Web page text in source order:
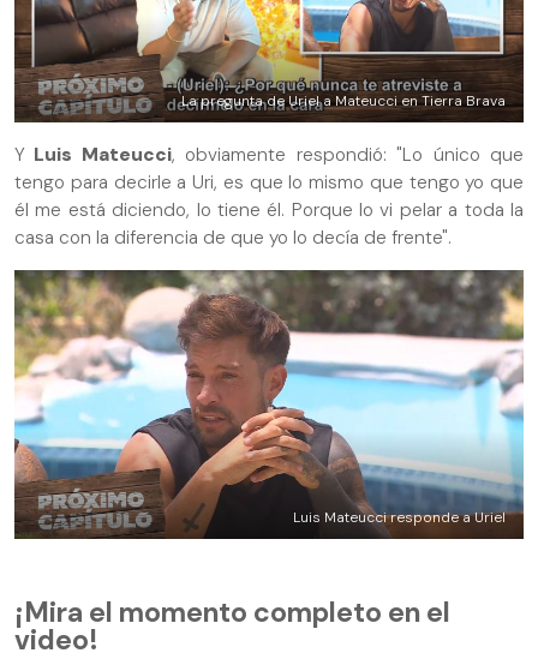
La pregunta de Uriel a Mateucci en Tierra Brava
Y Luis Mateucci, obviamente respondió: "Lo único que
tengo para decirle a Uri, es que lo mismo que tengo yo que
él me está diciendo, lo tiene él. Porque lo vi pelar a toda la
casa con la diferencia de que yo lo decía de frente".
Luis Mateucci responde a Uriel
¡Mira el momento completo en el
video!